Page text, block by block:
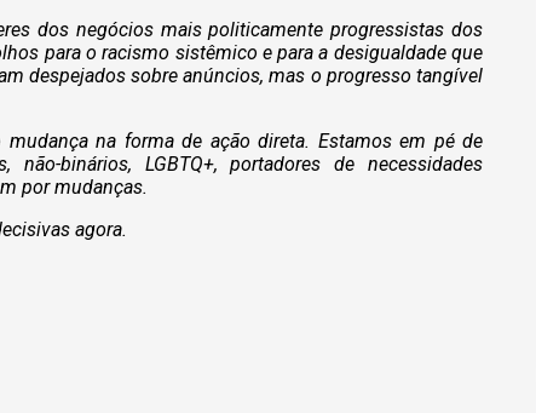
dos negócios mais politicamente progressistas dos
para o racismo sistêmico e para a desigualdade que
despejados sobre anúncios, mas o progresso tangível
na forma de ação direta. Estamos em pé de
binários, LGBTQ+, portadores de necessidades
por mudanças.
agora.